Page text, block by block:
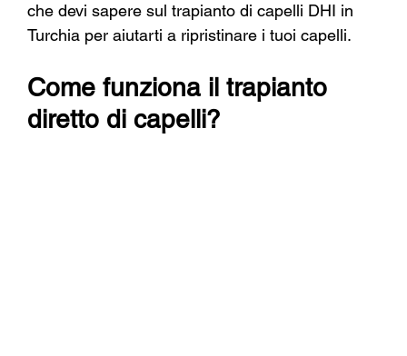
che devi sapere sul trapianto di capelli DHI in
Turchia per aiutarti a ripristinare i tuoi capelli.
Come funziona il trapianto
diretto di capelli?